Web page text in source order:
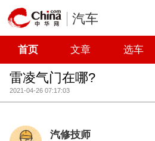
汽车
首页 文章 选车
雷凌气门在哪?
2021-04-26 07:17:03
汽修技师